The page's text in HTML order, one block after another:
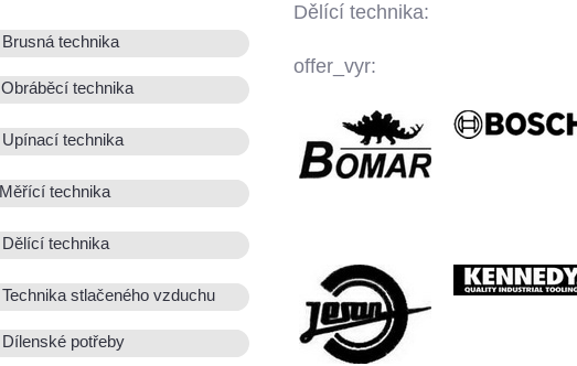
Brusná technika
Obráběcí technika
Upínací technika
Měřící technika
Dělící technika
Technika stlačeného vzduchu
Dílenské potřeby
Dělící technika:
offer_vyr: